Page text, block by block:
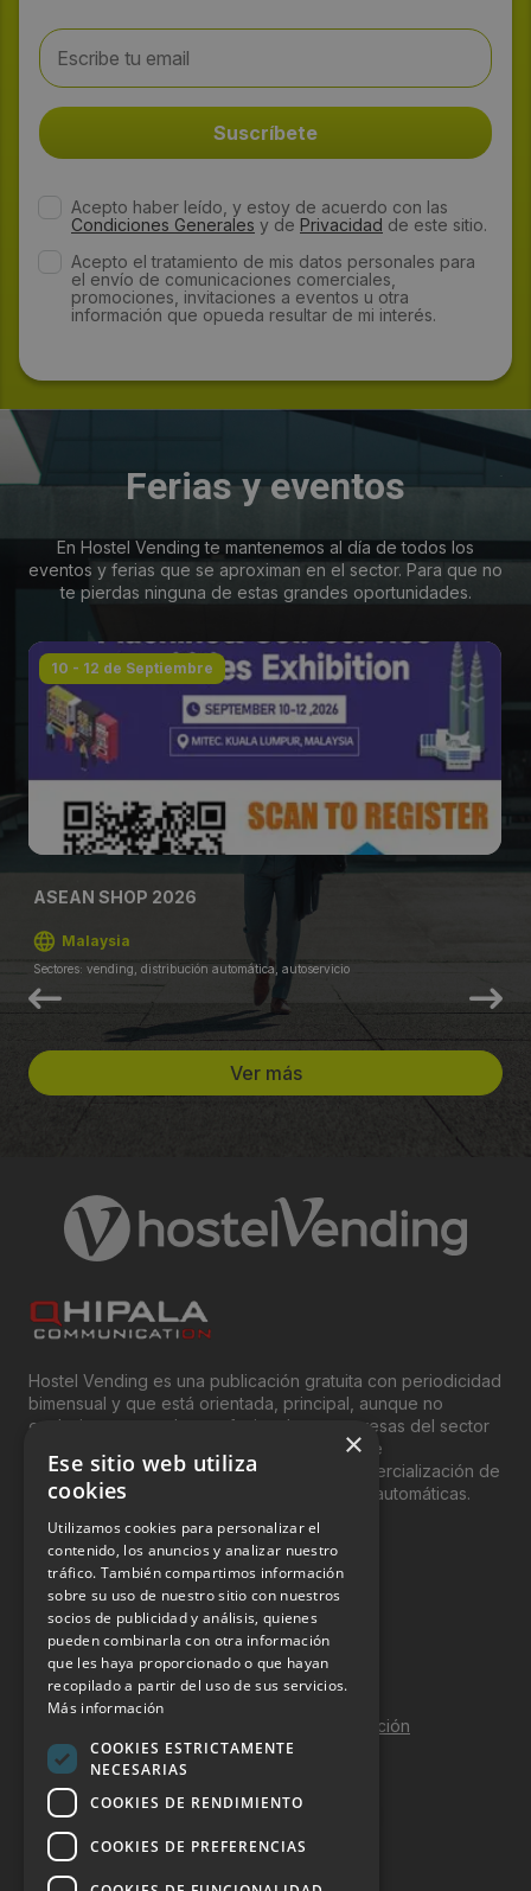
Acepto haber leído, y estoy de acuerdo con las
Condiciones Generales y de Privacidad de este sitio.
Acepto el tratamiento de mis datos personales para
el envío de comunicaciones comerciales,
promociones, invitaciones a eventos u otra
información que opueda resultar de mi interés.
Ferias y eventos
En Hostel Vending te mantenemos al día de todos los
eventos y ferias que se aproximan en el sector. Para que no
te pierdas ninguna de estas grandes oportunidades.
10 - 12 de Septiembre
ASEAN SHOP 2026
Malaysia
Sectores: vending, distribución automática, autoservicio
Ver más
Hostel Vending es una publicación gratuita con periodicidad
bimensual y que está orientada, principal, aunque no
exclusivamente, a los profesionales y empresas del sector
del “Vending”; nombre con el que se conoce
genéricamente entre profesionales a la comercialización de
productos y servicios a través de máquinas automáticas.
INFORMACIÓN LEGAL
Aviso Legal
Política de Privacidad
Política de Cookies
Política de calidad y seguridad de la información
Contacto
DOSSIER Y CONTRATACIÓN
×
Ese sitio web utiliza
cookies
Utilizamos cookies para personalizar el
contenido, los anuncios y analizar nuestro
tráfico. También compartimos información
sobre su uso de nuestro sitio con nuestros
socios de publicidad y análisis, quienes
pueden combinarla con otra información
que les haya proporcionado o que hayan
recopilado a partir del uso de sus servicios.
Más información
COOKIES ESTRICTAMENTE
NECESARIAS
COOKIES DE RENDIMIENTO
COOKIES DE PREFERENCIAS